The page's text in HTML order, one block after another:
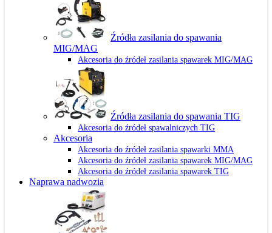
Źródła zasilania do spawania
MIG/MAG
Akcesoria do źródeł zasilania spawarek MIG/MAG
Źródła zasilania do spawania TIG
Akcesoria do źródeł spawalniczych TIG
Akcesoria
Akcesoria do źródeł zasilania spawarki MMA
Akcesoria do źródeł zasilania spawarek MIG/MAG
Akcesoria do źródeł zasilania spawarek TIG
Naprawa nadwozia